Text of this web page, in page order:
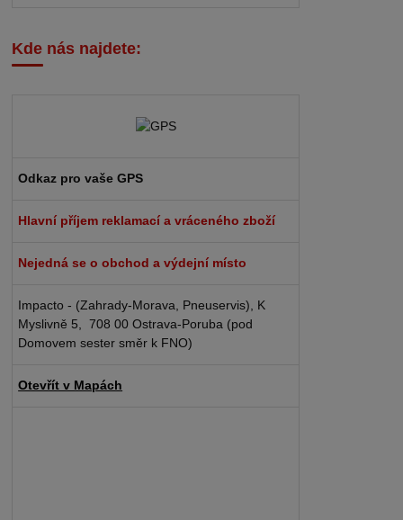
Kde nás najdete:
Odkaz pro vaše GPS
Hlavní příjem reklamací a vráceného zboží
Nejedná se o obchod a výdejní místo
Impacto - (Zahrady-Morava, Pneuservis), K
Myslivně 5, 708 00 Ostrava-Poruba (pod
Domovem sester směr k FNO)
Otevřít v Mapách